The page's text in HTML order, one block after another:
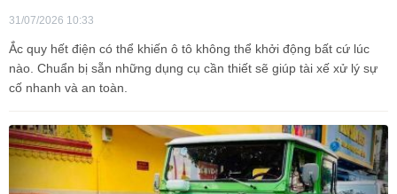
31/07/2026 10:33
Ắc quy hết điện có thể khiến ô tô không thể khởi động bất cứ lúc
nào. Chuẩn bị sẵn những dụng cụ cần thiết sẽ giúp tài xế xử lý sự
cố nhanh và an toàn.